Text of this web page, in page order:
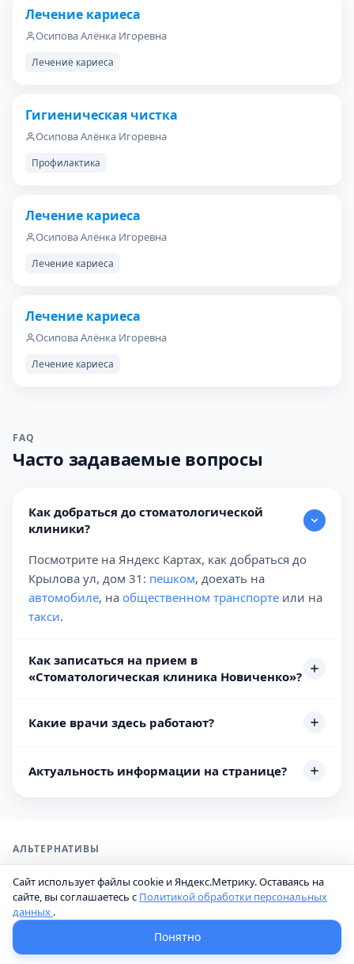
ДО
Лечение кариеса
Осипова Алёнка Игоревна
Лечение кариеса
ДО
Гигиеническая чистка
Осипова Алёнка Игоревна
Профилактика
ДО
Лечение кариеса
Осипова Алёнка Игоревна
Лечение кариеса
ДО
Лечение кариеса
Осипова Алёнка Игоревна
Лечение кариеса
FAQ
Часто задаваемые вопросы
Как добраться до стоматологической
клиники?
Посмотрите на Яндекс Картах, как добраться до
Крылова ул, дом 31: пешком, доехать на
автомобиле, на общественном транспорте или на
такси.
Как записаться на прием в
«Стоматологическая клиника Новиченко»?
Какие врачи здесь работают?
Актуальность информации на странице?
АЛЬТЕРНАТИВЫ
Похожие клиники рядом
43 стоматологии в Анапе
Сайт использует файлы cookie и Яндекс.Метрику. Оставаясь на
сайте, вы соглашаетесь с Политикой обработки персональных
данных .
Понятно